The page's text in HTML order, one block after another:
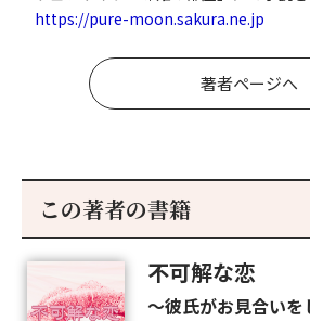
https://pure-moon.sakura.ne.jp
著者ページへ
この著者の書籍
不可解な恋
～彼氏がお見合い